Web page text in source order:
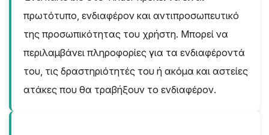
πρωτότυπο, ενδιαφέρον και αντιπροσωπευτικό
της προσωπικότητας του χρήστη. Μπορεί να
περιλαμβάνει πληροφορίες για τα ενδιαφέροντά
του, τις δραστηριότητές του ή ακόμα και αστείες
ατάκες που θα τραβήξουν το ενδιαφέρον.